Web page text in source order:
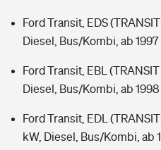
Ford Transit, EDS
Diesel, Bus/Kombi, ab 1997
Ford Transit, EBL
Diesel, Bus/Kombi, ab 1998
Ford Transit, EDL
kW, Diesel, Bus/Kombi, ab